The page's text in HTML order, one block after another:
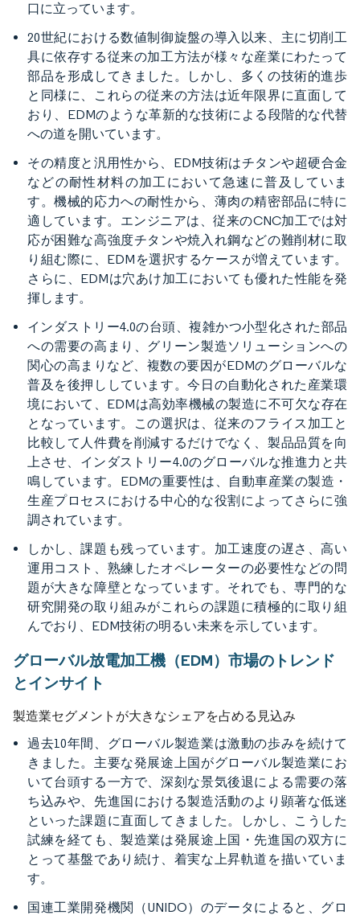
口に立っています。
20世紀における数値制御旋盤の導入以来、主に切削工
具に依存する従来の加工方法が様々な産業にわたって
部品を形成してきました。しかし、多くの技術的進歩
と同様に、これらの従来の方法は近年限界に直面して
おり、EDMのような革新的な技術による段階的な代替
への道を開いています。
その精度と汎用性から、EDM技術はチタンや超硬合金
などの耐性材料の加工において急速に普及していま
す。機械的応力への耐性から、薄肉の精密部品に特に
適しています。エンジニアは、従来のCNC加工では対
応が困難な高強度チタンや焼入れ鋼などの難削材に取
り組む際に、EDMを選択するケースが増えています。
さらに、EDMは穴あけ加工においても優れた性能を発
揮します。
インダストリー4.0の台頭、複雑かつ小型化された部品
への需要の高まり、グリーン製造ソリューションへの
関心の高まりなど、複数の要因がEDMのグローバルな
普及を後押ししています。今日の自動化された産業環
境において、EDMは高効率機械の製造に不可欠な存在
となっています。この選択は、従来のフライス加工と
比較して人件費を削減するだけでなく、製品品質を向
上させ、インダストリー4.0のグローバルな推進力と共
鳴しています。EDMの重要性は、自動車産業の製造・
生産プロセスにおける中心的な役割によってさらに強
調されています。
しかし、課題も残っています。加工速度の遅さ、高い
運用コスト、熟練したオペレーターの必要性などの問
題が大きな障壁となっています。それでも、専門的な
研究開発の取り組みがこれらの課題に積極的に取り組
んでおり、EDM技術の明るい未来を示しています。
グローバル放電加工機（EDM）市場のトレンド
とインサイト
製造業セグメントが大きなシェアを占める見込み
過去10年間、グローバル製造業は激動の歩みを続けて
きました。主要な発展途上国がグローバル製造業にお
いて台頭する一方で、深刻な景気後退による需要の落
ち込みや、先進国における製造活動のより顕著な低迷
といった課題に直面してきました。しかし、こうした
試練を経ても、製造業は発展途上国・先進国の双方に
とって基盤であり続け、着実な上昇軌道を描いていま
す。
国連工業開発機関（UNIDO）のデータによると、グロ